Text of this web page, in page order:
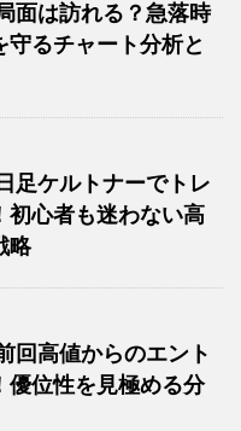
面は訪れる？急落時
守るチャート分析と
足ケルトナーでトレ
初心者も迷わない高
略
回高値からのエント
優位性を見極める分